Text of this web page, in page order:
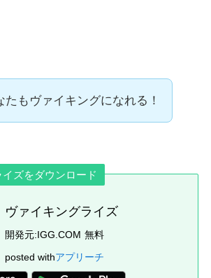
たもヴァイキングになれる！
ズをダウンロード
ヴァイキングライズ
開発元:IGG.COM 無料
posted withアプリーチ